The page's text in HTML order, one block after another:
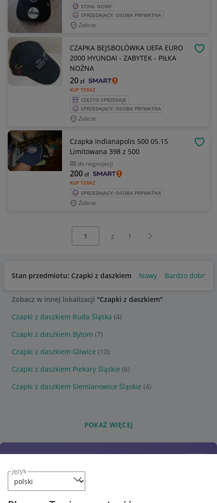
język
STAN: NOWY
SPRZEDAJĄCY: OSOBA PRYWATNA
Zabrze
CZAPKA BEJSBOLÓWKA UEFA EURO
2000 HYUNDAI - ZABYTEK - PIŁKA
NOŻNA
KUP TERAZ
20zł
CZĘSTO SPRZEDAJE
SPRZEDAJĄCY: OSOBA PRYWATNA
Zabrze
Czapka Indianapolis 500 05.15
Limitowana 398 z 500
do negocjacji
KUP TERAZ
200zł
SPRZEDAJĄCY: OSOBA PRYWATNA
Zabrze
z 1 Następna strona
Stan przedmiotu: Czapki z daszkiem Nowy Bardzo dobry
Zobacz w innej lokalizacji "Czapki z daszkiem"
Czapki z daszkiem Ruda Śląska (4)
Czapki z daszkiem Bytom (7)
Czapki z daszkiem Gliwice (10)
Czapki z daszkiem Piekary Śląskie (6)
Czapki z daszkiem Siemianowice Śląskie (4)
POKAŻ WIĘCEJ